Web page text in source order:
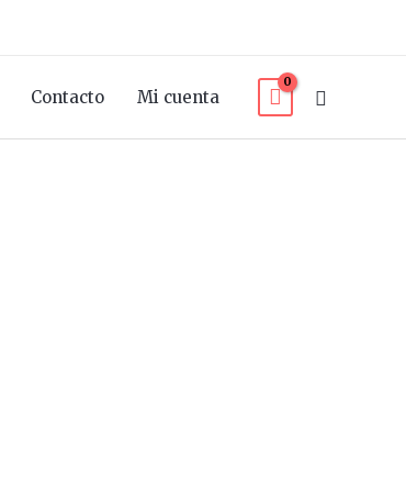
Contacto Mi cuenta Buscar